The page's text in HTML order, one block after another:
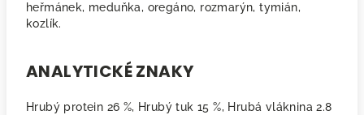
heřmánek, meduňka, oregáno, rozmarýn, tymián,
kozlík.
ANALYTICKÉ ZNAKY
Hrubý protein 26 %, Hrubý tuk 15 %, Hrubá vláknina 2.8